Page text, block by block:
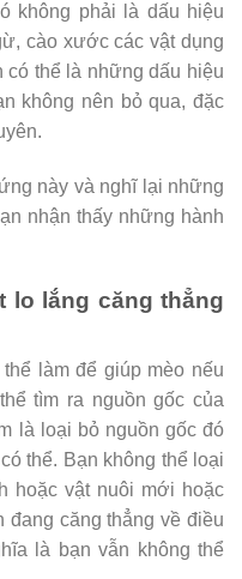
không phải là dấu hiệu
cào xước các vật dụng
có thể là những dấu hiệu
không nên bỏ qua, đặc
này và nghĩ lại những
nhận thấy những hành
lo lắng căng thẳng
làm để giúp mèo nếu
tìm ra nguồn gốc của
là loại bỏ nguồn gốc đó
thể. Bạn không thể loại
hoặc vật nuôi mới hoặc
căng thẳng về điều
là bạn vẫn không thể